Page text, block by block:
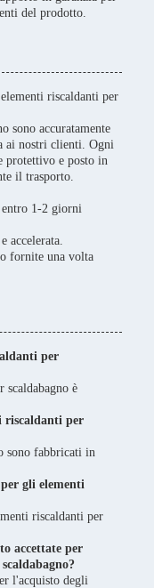
del prodotto.
riscaldanti per
sono accuratamente
ai nostri clienti. Ogni
protettivo e posto in
il trasporto.
1-2 giorni
accelerata.
fornite una volta
per
è
riscaldanti per
sono fabbricati in
gli elementi
riscaldanti per
accettate per
l'acquisto degli